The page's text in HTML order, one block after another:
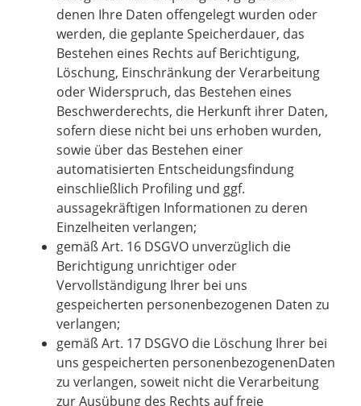
denen Ihre Daten offengelegt wurden oder
werden, die geplante Speicherdauer, das
Bestehen eines Rechts auf Berichtigung,
Löschung, Einschränkung der Verarbeitung
oder Widerspruch, das Bestehen eines
Beschwerderechts, die Herkunft ihrer Daten,
sofern diese nicht bei uns erhoben wurden,
sowie über das Bestehen einer
automatisierten Entscheidungsfindung
einschließlich Profiling und ggf.
aussagekräftigen Informationen zu deren
Einzelheiten verlangen;
gemäß Art. 16 DSGVO unverzüglich die
Berichtigung unrichtiger oder
Vervollständigung Ihrer bei uns
gespeicherten personenbezogenen Daten zu
verlangen;
gemäß Art. 17 DSGVO die Löschung Ihrer bei
uns gespeicherten personenbezogenenDaten
zu verlangen, soweit nicht die Verarbeitung
zur Ausübung des Rechts auf freie